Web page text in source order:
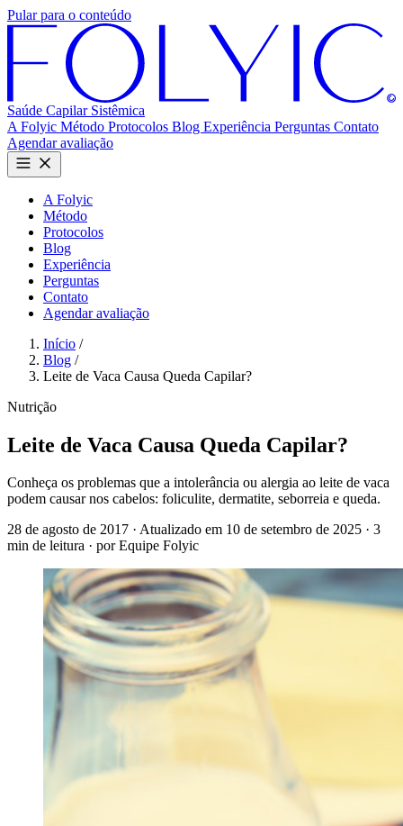
Pular para o conteúdo
Saúde Capilar Sistêmica
A Folyic Método Protocolos Blog Experiência Perguntas Contato
Agendar avaliação
A Folyic
Método
Protocolos
Blog
Experiência
Perguntas
Contato
Agendar avaliação
Início /
Blog /
Leite de Vaca Causa Queda Capilar?
Nutrição
Leite de Vaca Causa Queda Capilar?
Conheça os problemas que a intolerância ou alergia ao leite de vaca
podem causar nos cabelos: foliculite, dermatite, seborreia e queda.
28 de agosto de 2017 · Atualizado em 10 de setembro de 2025 · 3
min de leitura · por Equipe Folyic